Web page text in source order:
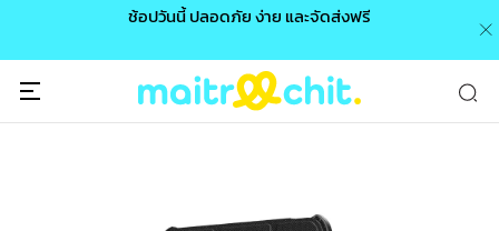
ช้อปวันนี้ ปลอดภัย ง่าย และจัดส่งฟรี